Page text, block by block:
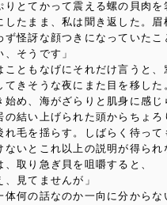
とてかって震える螺の貝肉を
したまま、私は聞き返した。眉
ず怪訝な顔つきになっていたこ
そうです」
ともなげにそれだけ言うと、
てきそうな夜にまた目を移した
始め、海がざらりと肌身に感じ
の結い上げられた頭からちょろ
れ毛を揺らす。しばらく待って
ないとこれ以上の説明が得られ
、取り急ぎ貝を咀嚼すると、
見てませんが」
何の話なのか一向に分からな